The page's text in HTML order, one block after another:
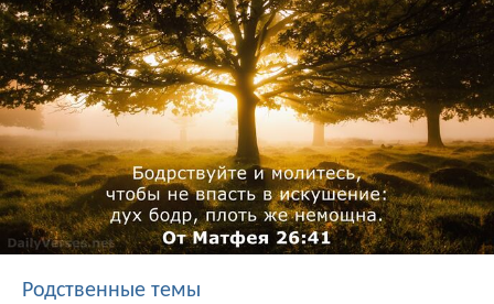
Родственные темы